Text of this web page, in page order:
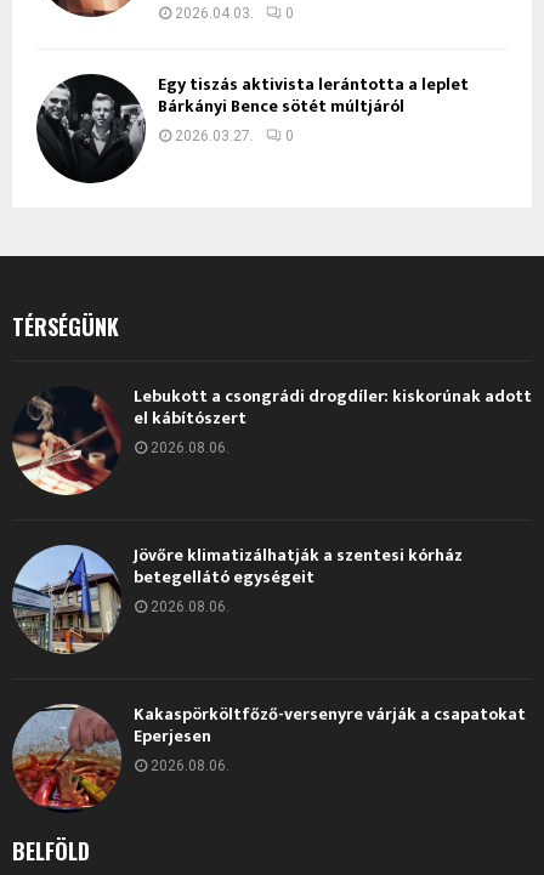
2026.04.03. 0
Egy tiszás aktivista lerántotta a leplet
Bárkányi Bence sötét múltjáról
2026.03.27. 0
TÉRSÉGÜNK
Lebukott a csongrádi drogdíler: kiskorúnak adott
el kábítószert
2026.08.06.
Jövőre klimatizálhatják a szentesi kórház
betegellátó egységeit
2026.08.06.
Kakaspörköltfőző-versenyre várják a csapatokat
Eperjesen
2026.08.06.
BELFÖLD